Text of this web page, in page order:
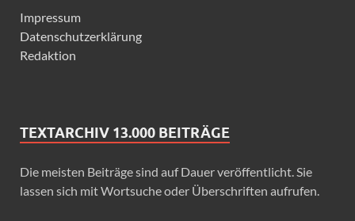
Impressum
Datenschutzerklärung
Redaktion
TEXTARCHIV 13.000 BEITRÄGE
Die meisten Beiträge sind auf Dauer veröffentlicht. Sie
lassen sich mit Wortsuche oder Überschriften aufrufen.